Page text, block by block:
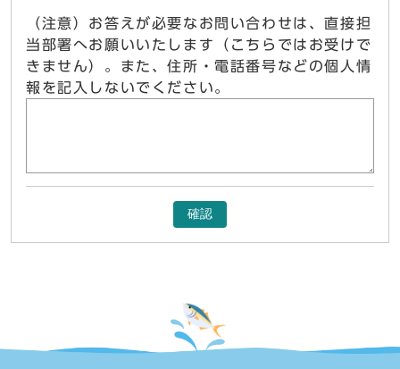
（注意）お答えが必要なお問い合わせは、直接担
当部署へお願いいたします（こちらではお受けで
きません）。また、住所・電話番号などの個人情
報を記入しないでください。
確認